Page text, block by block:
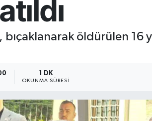
bıçaklanarak öldürülen
1 DK
OKUNMA SÜRESI